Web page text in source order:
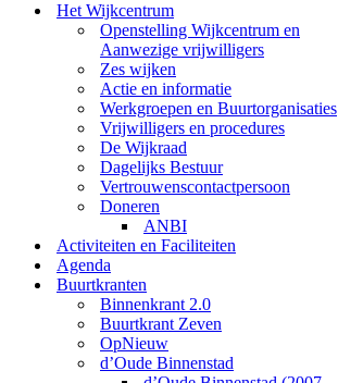
Het Wijkcentrum
Openstelling Wijkcentrum en
Aanwezige vrijwilligers
Zes wijken
Actie en informatie
Werkgroepen en Buurtorganisaties
Vrijwilligers en procedures
De Wijkraad
Dagelijks Bestuur
Vertrouwenscontactpersoon
Doneren
ANBI
Activiteiten en Faciliteiten
Agenda
Buurtkranten
Binnenkrant 2.0
Buurtkrant Zeven
OpNieuw
d’Oude Binnenstad